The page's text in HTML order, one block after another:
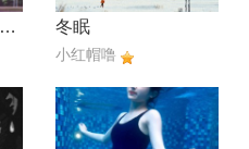
靠近一点点【电视剧《恶作剧之吻》主题曲】 冬眠
小红帽噜